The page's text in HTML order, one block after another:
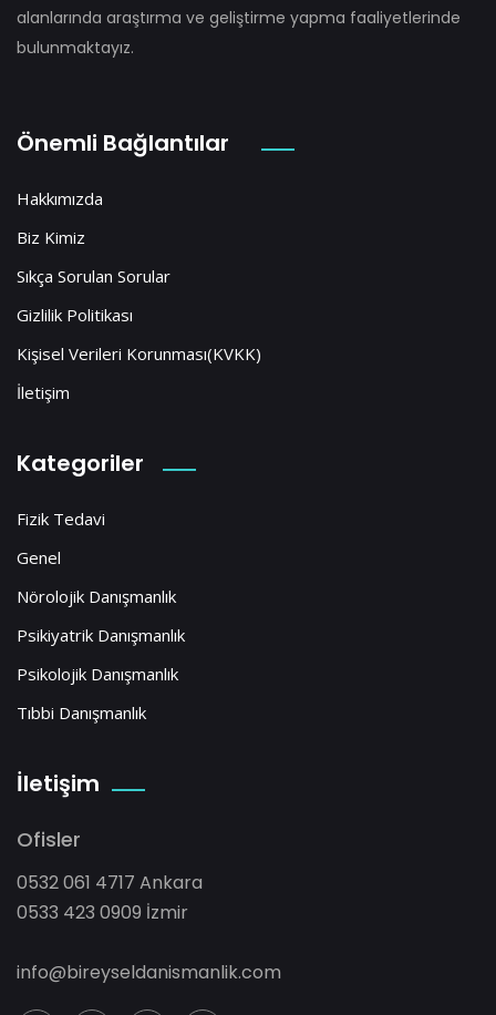
alanlarında araştırma ve geliştirme yapma faaliyetlerinde
bulunmaktayız.
Önemli Bağlantılar
Hakkımızda
Biz Kimiz
Sıkça Sorulan Sorular
Gizlilik Politikası
Kişisel Verileri Korunması(KVKK)
İletişim
Kategoriler
Fizik Tedavi
Genel
Nörolojik Danışmanlık
Psikiyatrik Danışmanlık
Psikolojik Danışmanlık
Tıbbi Danışmanlık
İletişim
Ofisler
0532 061 4717 Ankara
0533 423 0909 İzmir
info@bireyseldanismanlik.com